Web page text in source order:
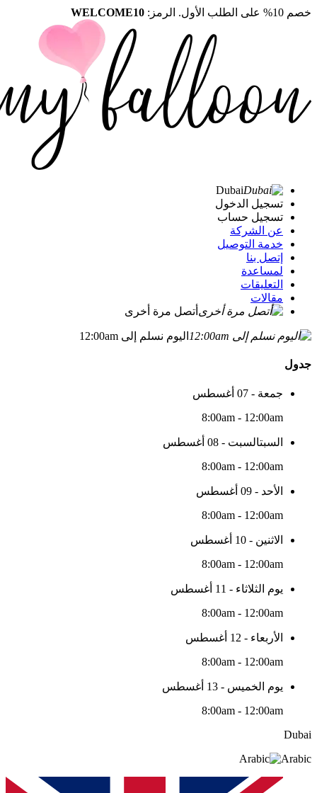
خصم 10% على الطلب الأول. الرمز: WELCOME10
Dubai
تسجيل الدخول
تسجيل حساب
عن الشركة
خدمة التوصيل
إتصل بنا
لمساعدة
التعليقات
مقالات
أتصل مرة أخرى
اليوم نسلم إلى 12:00am
جدول
جمعة - 07 أغسطس
8:00am - 12:00am
السبتالسبت - 08 أغسطس
8:00am - 12:00am
الأحد - 09 أغسطس
8:00am - 12:00am
الاثنين - 10 أغسطس
8:00am - 12:00am
يوم الثلاثاء - 11 أغسطس
8:00am - 12:00am
الأربعاء - 12 أغسطس
8:00am - 12:00am
يوم الخميس - 13 أغسطس
8:00am - 12:00am
Dubai
Arabic